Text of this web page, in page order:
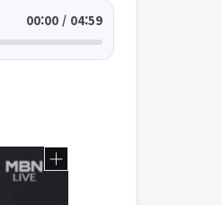
00:00 / 04:59